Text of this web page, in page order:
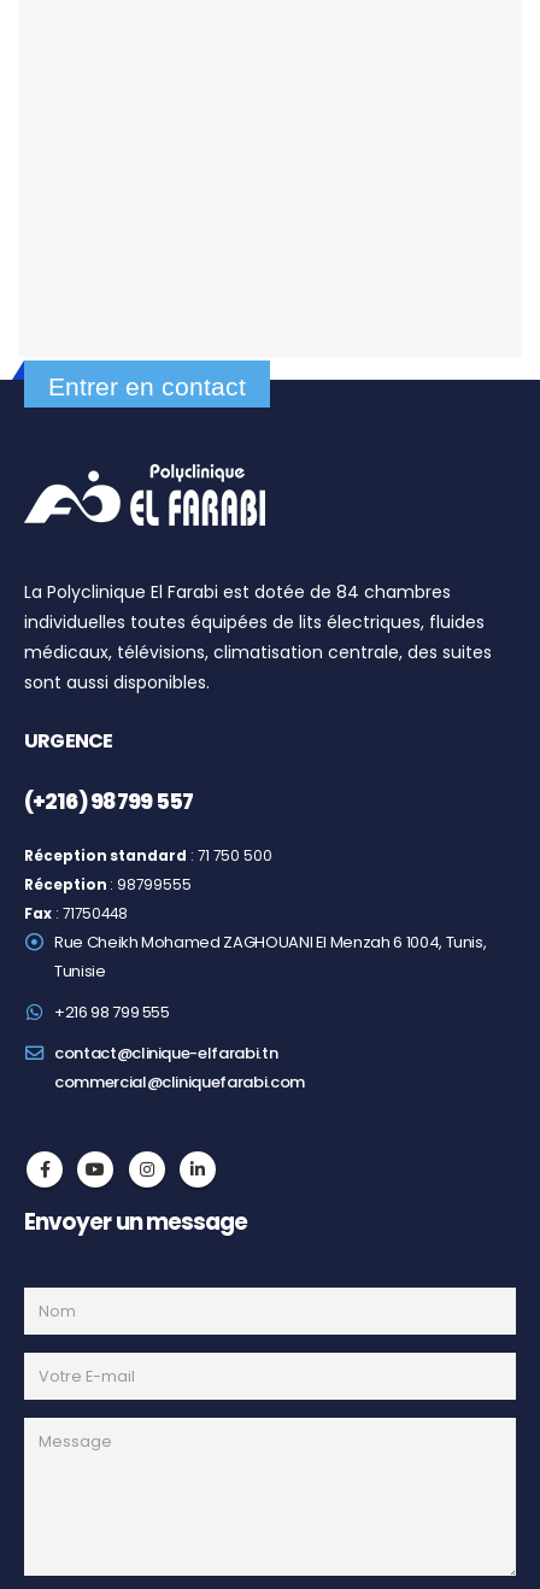
Entrer en contact
La Polyclinique El Farabi est dotée de 84 chambres
individuelles toutes équipées de lits électriques, fluides
médicaux, télévisions, climatisation centrale, des suites
sont aussi disponibles.
URGENCE
(+216) 98 799 557
Réception standard : 71 750 500
Réception : 98799555
Fax : 71750448
Rue Cheikh Mohamed ZAGHOUANI El Menzah 6 1004, Tunis,
Tunisie
+216 98 799 555
contact@clinique-elfarabi.tn
commercial@cliniquefarabi.com
Envoyer un message